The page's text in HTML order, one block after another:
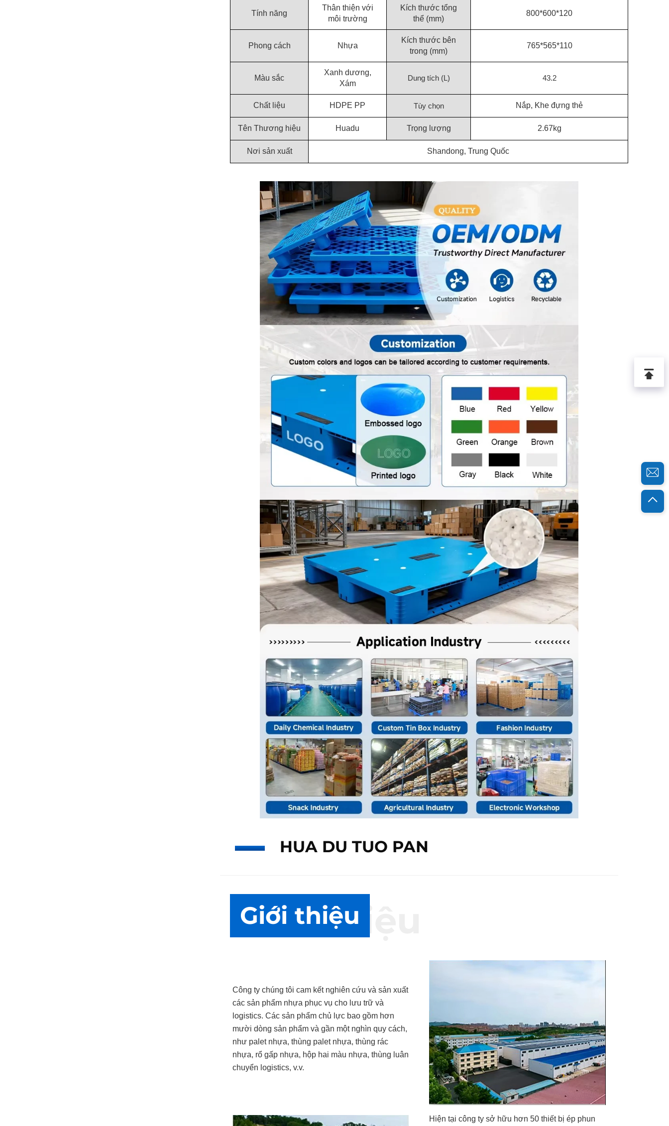
Tính năng
Thân thiện với
môi trường
Kích thước tổng
thể (mm)
800*600*120
Phong cách Nhựa
Kích thước bên
trong (mm)
765*565*110
Màu sắc
Xanh dương,
Xám
Dung tích (L) 43.2
Chất liệu HDPE PP Tùy chọn Nắp, Khe đựng thẻ
Tên Thương hiệu Huadu Trọng lượng 2.67kg
Nơi sản xuất Shandong, Trung Quốc
HUA DU TUO PAN
Giới thiệu
Giới thiệu
Công ty chúng tôi cam kết nghiên cứu và sản xuất
các sản phẩm nhựa phục vụ cho lưu trữ và
logistics. Các sản phẩm chủ lực bao gồm hơn
mười dòng sản phẩm và gần một nghìn quy cách,
như palet nhựa, thùng palet nhựa, thùng rác
nhựa, rổ gấp nhựa, hộp hai màu nhựa, thùng luân
chuyển logistics, v.v.
Hiện tại công ty sở hữu hơn 50 thiết bị ép phun